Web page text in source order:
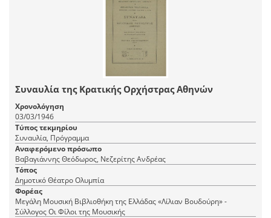
Συναυλία της Κρατικής Ορχήστρας Αθηνών
Χρονολόγηση
03/03/1946
Τύπος τεκμηρίου
Συναυλία, Πρόγραμμα
Αναφερόμενο πρόσωπο
Βαβαγιάννης Θεόδωρος, Νεζερίτης Ανδρέας
Τόπος
Δημοτικό Θέατρο Ολυμπία
Φορέας
Μεγάλη Μουσική Βιβλιοθήκη της Ελλάδας «Λίλιαν Βουδούρη» -
Σύλλογος Οι Φίλοι της Μουσικής